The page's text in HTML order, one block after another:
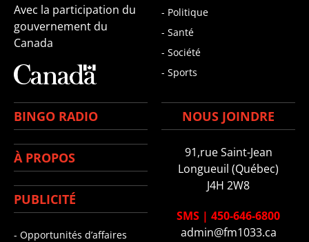
Avec la participation du
gouvernement du
Canada
- Politique
- Santé
- Société
- Sports
BINGO RADIO
À PROPOS
PUBLICITÉ
- Opportunités d’affaires
NOUS JOINDRE
91,rue Saint-Jean
Longueuil (Québec)
J4H 2W8
SMS | 450-646-6800
admin@fm1033.ca